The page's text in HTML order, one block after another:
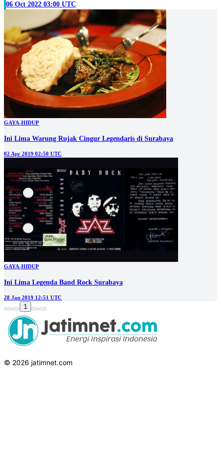
06 Oct 2022 03:00 UTC
GAYA-HIDUP
Ini Lima Warung Rujak Cingur Legendaris di Surabaya
02 Apr 2019 02:50 UTC
GAYA-HIDUP
Ini Lima Legenda Band Rock Surabaya
28 Jan 2019 12:51 UTC
1
© 2026 jatimnet.com